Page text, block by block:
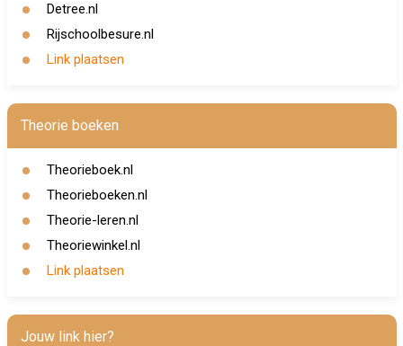
Detree.nl
Rijschoolbesure.nl
Link plaatsen
Theorie boeken
Theorieboek.nl
Theorieboeken.nl
Theorie-leren.nl
Theoriewinkel.nl
Link plaatsen
Jouw link hier?